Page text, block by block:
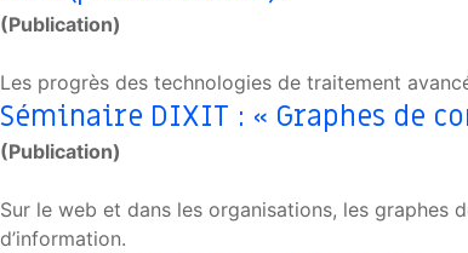
(Publication)
Les progrès des technologies de traitement
Séminaire DIXIT : « Graphes de
(Publication)
Sur le web et dans les organisations, les graphes
d’information.